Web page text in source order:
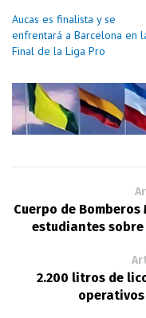
Aucas es finalista y se
enfrentará a Barcelona en
Final de la Liga Pro
Cuerpo de
estudiantes
2.200 litros de